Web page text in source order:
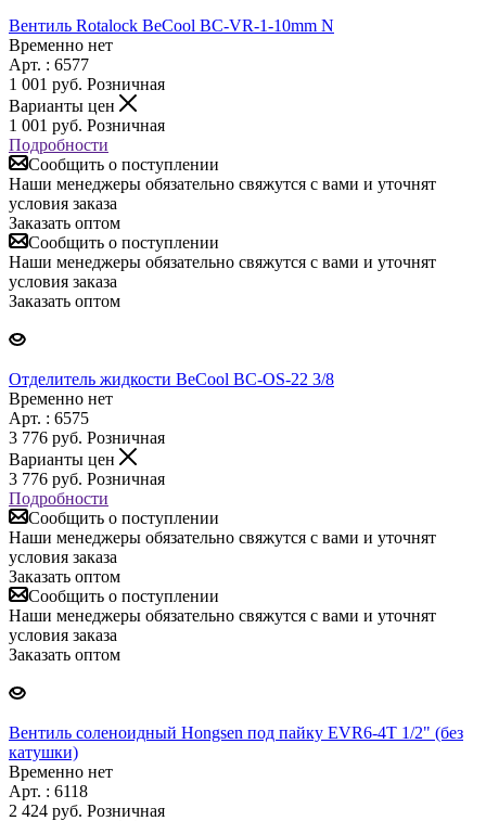
Вентиль Rotalock BeCool BC-VR-1-10mm N
Временно нет
Арт. : 6577
1 001 руб. Розничная
Варианты цен
1 001 руб. Розничная
Подробности
Сообщить о поступлении
Наши менеджеры обязательно свяжутся с вами и уточнят
условия заказа
Заказать оптом
Сообщить о поступлении
Наши менеджеры обязательно свяжутся с вами и уточнят
условия заказа
Заказать оптом
Отделитель жидкости BeCool BC-OS-22 3/8
Временно нет
Арт. : 6575
3 776 руб. Розничная
Варианты цен
3 776 руб. Розничная
Подробности
Сообщить о поступлении
Наши менеджеры обязательно свяжутся с вами и уточнят
условия заказа
Заказать оптом
Сообщить о поступлении
Наши менеджеры обязательно свяжутся с вами и уточнят
условия заказа
Заказать оптом
Вентиль соленоидный Hongsen под пайку EVR6-4T 1/2" (без
катушки)
Временно нет
Арт. : 6118
2 424 руб. Розничная